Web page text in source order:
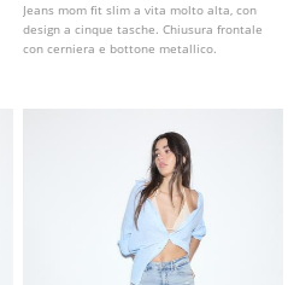
Jeans mom fit slim a vita molto alta, con
design a cinque tasche. Chiusura frontale
con cerniera e bottone metallico.